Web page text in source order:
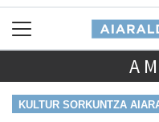
KULTUR SORKUNTZA